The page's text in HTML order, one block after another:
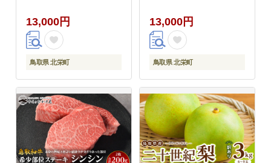
13,000円
鳥取県 北栄町
13,000円
鳥取県 北栄町